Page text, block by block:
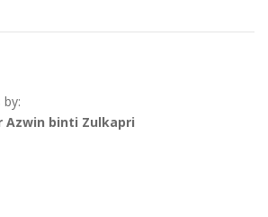
by:
Azwin binti Zulkapri